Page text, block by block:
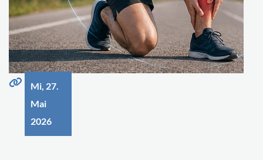
Mi, 27.
Mai
2026